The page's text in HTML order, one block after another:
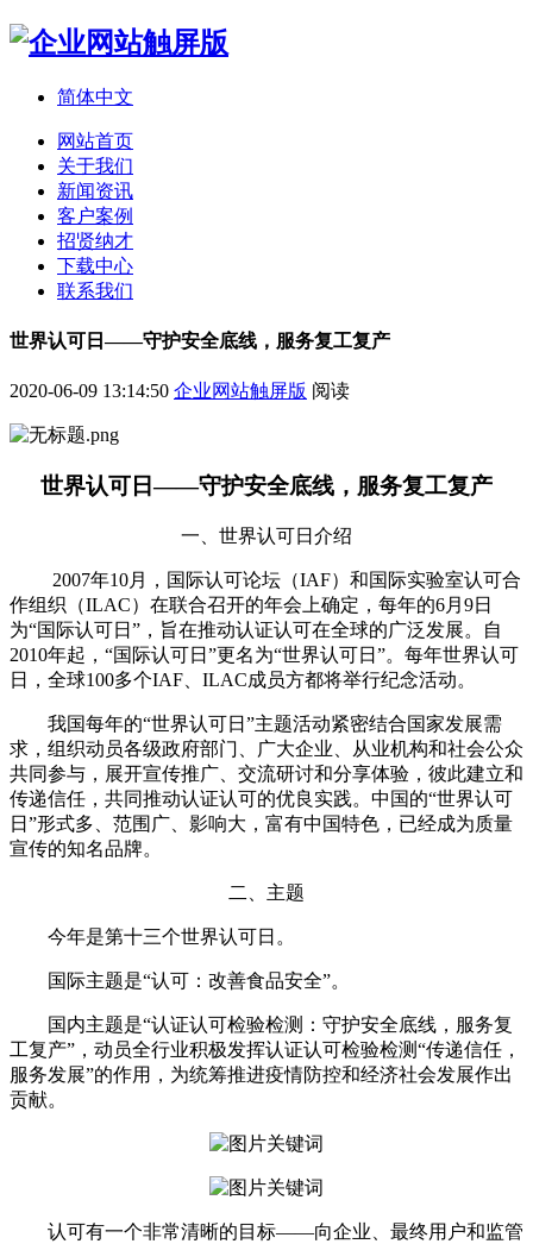
简体中文
网站首页
关于我们
新闻资讯
客户案例
招贤纳才
下载中心
联系我们
世界认可日——守护安全底线，服务复工复产
2020-06-09 13:14:50 企业网站触屏版 阅读
世界认可日——守护安全底线，服务复工复产
一、世界认可日介绍
2007年10月，国际认可论坛（IAF）和国际实验室认可合
作组织（ILAC）在联合召开的年会上确定，每年的6月9日
为“国际认可日”，旨在推动认证认可在全球的广泛发展。自
2010年起，“国际认可日”更名为“世界认可日”。每年世界认可
日，全球100多个IAF、ILAC成员方都将举行纪念活动。
我国每年的“世界认可日”主题活动紧密结合国家发展需
求，组织动员各级政府部门、广大企业、从业机构和社会公众
共同参与，展开宣传推广、交流研讨和分享体验，彼此建立和
传递信任，共同推动认证认可的优良实践。中国的“世界认可
日”形式多、范围广、影响大，富有中国特色，已经成为质量
宣传的知名品牌。
二、主题
今年是第十三个世界认可日。
国际主题是“认可：改善食品安全”。
国内主题是“认证认可检验检测：守护安全底线，服务复
工复产”，动员全行业积极发挥认证认可检验检测“传递信任，
服务发展”的作用，为统筹推进疫情防控和经济社会发展作出
贡献。
认可有一个非常清晰的目标——向企业、最终用户和监管